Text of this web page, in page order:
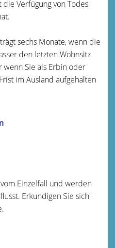
Verfügung von Todes
sechs Monate, wenn die
den letzten Wohnsitz
Sie als Erbin oder
im Ausland aufgehalten
Einzelfall und werden
Erkundigen Sie sich